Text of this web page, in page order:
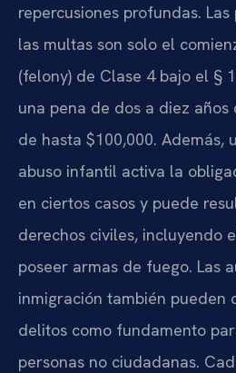
repercusiones profundas.
las multas son solo el
(felony) de Clase 4 bajo el §
una pena de dos a diez
de hasta $100,000. Además,
abuso infantil activa la
en ciertos casos y puede
derechos civiles, incluyendo
poseer armas de fuego. Las
inmigración también pueden
delitos como fundamento
personas no ciudadanas.